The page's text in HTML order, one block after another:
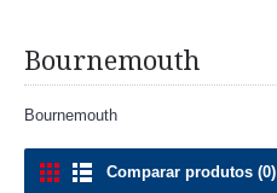
Bournemouth
Bournemouth
Comparar produtos (0)